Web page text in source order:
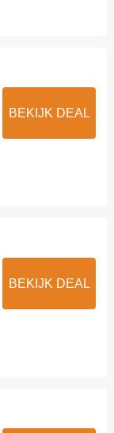
BEKIJK DEAL
BEKIJK DEAL